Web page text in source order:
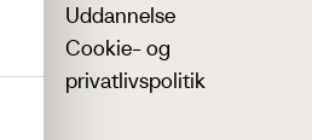
Uddannelse
Cookie- og
privatlivspolitik